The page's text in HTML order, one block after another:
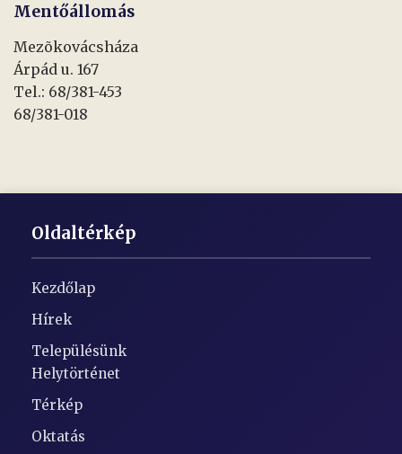
Mentőállomás
Mezõkovácsháza
Árpád u. 167
Tel.: 68/381-453
68/381-018
Oldaltérkép
Kezdőlap
Hírek
Településünk
Helytörténet
Térkép
Oktatás